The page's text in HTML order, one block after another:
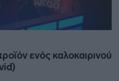
ενός καλοκαιρινού